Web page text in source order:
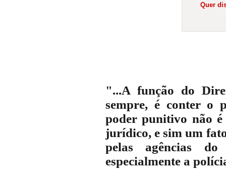
Quer
"...A função do
sempre, é conter o
poder punitivo não
jurídico, e sim um
pelas agências
especialmente a